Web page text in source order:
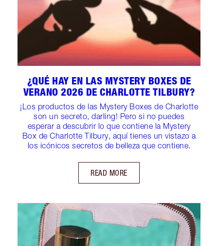
¿QUÉ HAY EN LAS MYSTERY BOXES DE
VERANO 2026 DE CHARLOTTE TILBURY?
¡Los productos de las Mystery Boxes de Charlotte
son un secreto, darling! Pero si no puedes
esperar a descubrir lo que contiene la Mystery
Box de Charlotte Tilbury, aquí tienes un vistazo a
los icónicos secretos de belleza que contiene.
READ MORE